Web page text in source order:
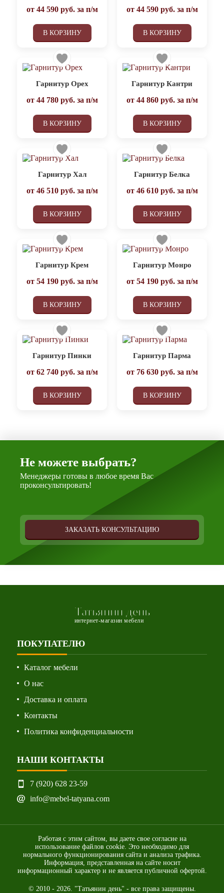
от 44 590руб. за п/м
В КОРЗИНУ
от 44 590руб. за п/м
В КОРЗИНУ
Гарнитур Орех
от 44 780руб. за п/м
В КОРЗИНУ
Гарнитур Кантри
от 44 860руб. за п/м
В КОРЗИНУ
Гарнитур Хал
от 46 510руб. за п/м
В КОРЗИНУ
Гарнитур Белка
от 46 610руб. за п/м
В КОРЗИНУ
Гарнитур Крем
от 54 190руб. за п/м
В КОРЗИНУ
Гарнитур Монро
от 54 190руб. за п/м
В КОРЗИНУ
Гарнитур Пинки
от 62 740руб. за п/м
В КОРЗИНУ
Гарнитур Парма
от 76 630руб. за п/м
В КОРЗИНУ
Не можете выбрать?
Менеджеры готовы в любое время Вас
проконсультировать!
ЗАКАЗАТЬ КОНСУЛЬТАЦИЮ
Татьянин день
интернет-магазин мебели
ПОКУПАТЕЛЮ
Каталог мебели
О нас
Доставка и оплата
Контакты
Политика конфиденциальности
НАШИ КОНТАКТЫ
7 (920) 628 23-59
info@mebel-tatyana.com
© 2010 - 2026. "Татьянин день" - все права защищены.
Работая с этим сайтом, вы даете свое согласие на
использование файлов cookie. Это необходимо для
нормального функционирования сайта и анализа трафика.
Информация, представленная на сайте носит
информационный характер и не является публичной офертой.